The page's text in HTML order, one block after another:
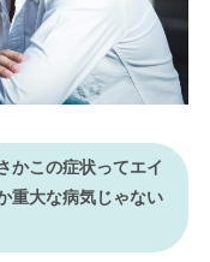
かこの症状ってエイ
重大な病気じゃない